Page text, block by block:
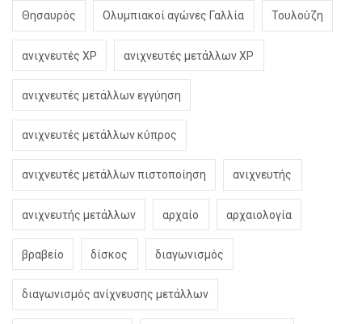
Θησαυρός Ολυμπιακοί αγώνες Γαλλία Τουλούζη
ανιχνευτές XP ανιχνευτές μετάλλων XP
ανιχνευτές μετάλλων εγγύηση
ανιχνευτές μετάλλων κύπρος
ανιχνευτές μετάλλων πιστοποίηση ανιχνευτής
ανιχνευτής μετάλλων αρχαίο αρχαιολογία
βραβείο δίσκος διαγωνισμός
διαγωνισμός ανίχνευσης μετάλλων